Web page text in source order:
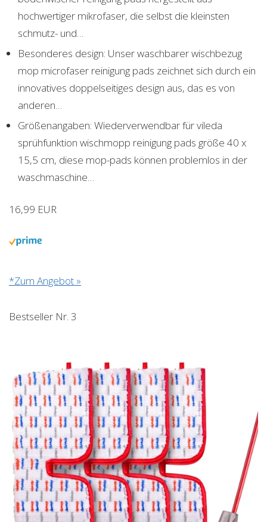
hochwertiger mikrofaser, die selbst die kleinsten
schmutz- und…
Besonderes design: Unser waschbarer wischbezug
mop microfaser reinigung pads zeichnet sich durch ein
innovatives doppelseitiges design aus, das es von
anderen…
Größenangaben: Wiederverwendbar für vileda
sprühfunktion wischmopp reinigung pads größe 40 x
15,5 cm, diese mop-pads können problemlos in der
waschmaschine…
16,99 EUR
*Zum Angebot »
Bestseller Nr. 3